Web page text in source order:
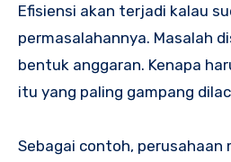
Efisiensi akan terjadi kalau
permasalahannya. Masalah
bentuk anggaran. Kenapa
itu yang paling gampang
Sebagai contoh, perusahaan